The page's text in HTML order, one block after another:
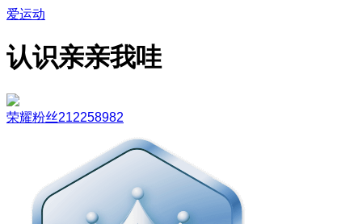
爱运动
认识亲亲我哇
荣耀粉丝212258982